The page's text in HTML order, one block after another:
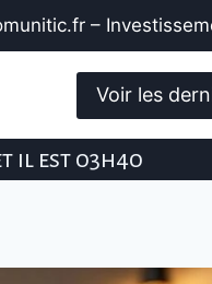
–
Voir les
il est 03h40